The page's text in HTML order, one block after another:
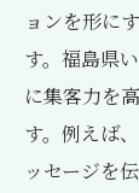
ョンを形に
す。福島県
に集客力を
す。例えば
ッセージを